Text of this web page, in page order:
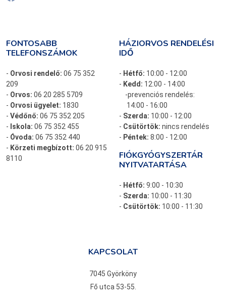
FONTOSABB
TELEFONSZÁMOK
- Orvosi rendelő: 06 75 352
209
- Orvos: 06 20 285 5709
- Orvosi ügyelet: 1830
- Védőnő: 06 75 352 205
- Iskola: 06 75 352 455
- Óvoda: 06 75 352 440
- Körzeti megbízott: 06 20 915
8110
HÁZIORVOS RENDELÉSI
IDŐ
- Hétfő: 10:00 - 12:00
- Kedd: 12:00 - 14:00
-prevenciós rendelés:
14:00 - 16:00
- Szerda: 10:00 - 12:00
- Csütörtök: nincs rendelés
- Péntek: 8:00 - 12:00
FIÓKGYÓGYSZERTÁR
NYITVATARTÁSA
- Hétfő: 9:00 - 10:30
- Szerda: 10:00 - 11:30
- Csütörtök: 10:00 - 11:30
KAPCSOLAT
7045 Györköny
Fő utca 53-55.